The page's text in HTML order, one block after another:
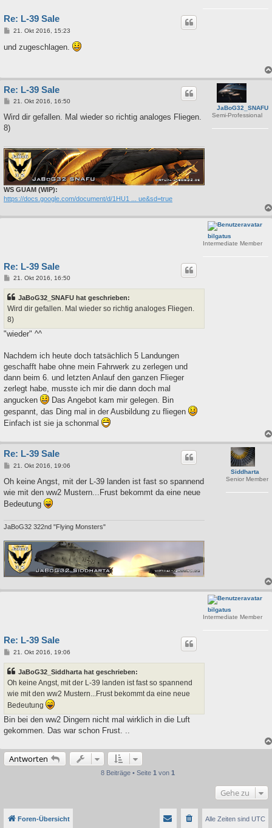
Re: L-39 Sale
B
i
t
21. Okt 2016, 15:23
und zugeschlagen.
JaBoG32_SNAFU
Semi-Professional
Re: L-39 Sale
B
i
21. Okt 2016, 16:50
Wird dir gefallen. Mal wieder so richtig analoges Fliegen.
8)
WS GUAM (WIP):
https://docs.google.com/document/d/1HU1 ... ue&sd=true
bilgatus
Intermediate Member
Re: L-39 Sale
B
t
r
g
21. Okt 2016, 16:50
JaBoG32_SNAFU hat geschrieben:
Wird dir gefallen. Mal wieder so richtig analoges Fliegen.
8)
"wieder" ^^
Nachdem ich heute doch tatsächlich 5 Landungen
geschafft habe ohne mein Fahrwerk zu zerlegen und
dann beim 6. und letzten Anlauf den ganzen Flieger
zerlegt habe, musste ich mir die dann doch mal
angucken
Das Angebot kam mir gelegen. Bin
gespannt, das Ding mal in der Ausbildung zu fliegen
Einfach ist sie ja schonmal
Siddharta
Senior Member
Re: L-39 Sale
B
i
r
a
g
21. Okt 2016, 19:06
Oh keine Angst, mit der L-39 landen ist fast so spannend
wie mit den ww2 Mustern...Frust bekommt da eine neue
Bedeutung
JaBoG32 322nd "Flying Monsters"
bilgatus
Intermediate Member
Re: L-39 Sale
B
t
r
g
21. Okt 2016, 19:06
JaBoG32_Siddharta hat geschrieben:
Oh keine Angst, mit der L-39 landen ist fast so spannend
wie mit den ww2 Mustern...Frust bekommt da eine neue
Bedeutung
Bin bei den ww2 Dingern nicht mal wirklich in die Luft
gekommen. Das war schon Frust. ..
Antworten
8 Beiträge • Seite 1 von 1
Gehe zu
Foren-Übersicht Alle Zeiten sind UTC